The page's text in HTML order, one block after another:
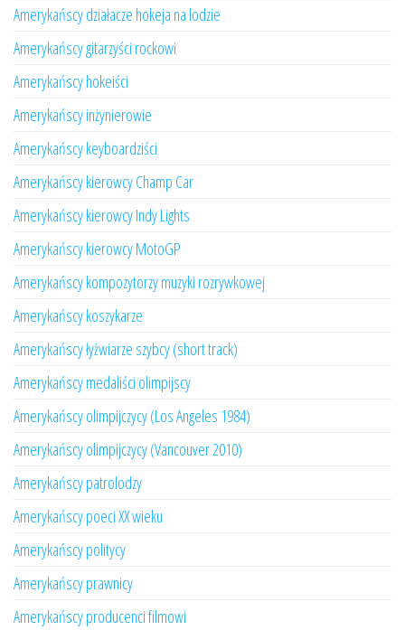
Amerykańscy działacze hokeja na lodzie
Amerykańscy gitarzyści rockowi
Amerykańscy hokeiści
Amerykańscy inżynierowie
Amerykańscy keyboardziści
Amerykańscy kierowcy Champ Car
Amerykańscy kierowcy Indy Lights
Amerykańscy kierowcy MotoGP
Amerykańscy kompozytorzy muzyki rozrywkowej
Amerykańscy koszykarze
Amerykańscy łyżwiarze szybcy (short track)
Amerykańscy medaliści olimpijscy
Amerykańscy olimpijczycy (Los Angeles 1984)
Amerykańscy olimpijczycy (Vancouver 2010)
Amerykańscy patrolodzy
Amerykańscy poeci XX wieku
Amerykańscy politycy
Amerykańscy prawnicy
Amerykańscy producenci filmowi